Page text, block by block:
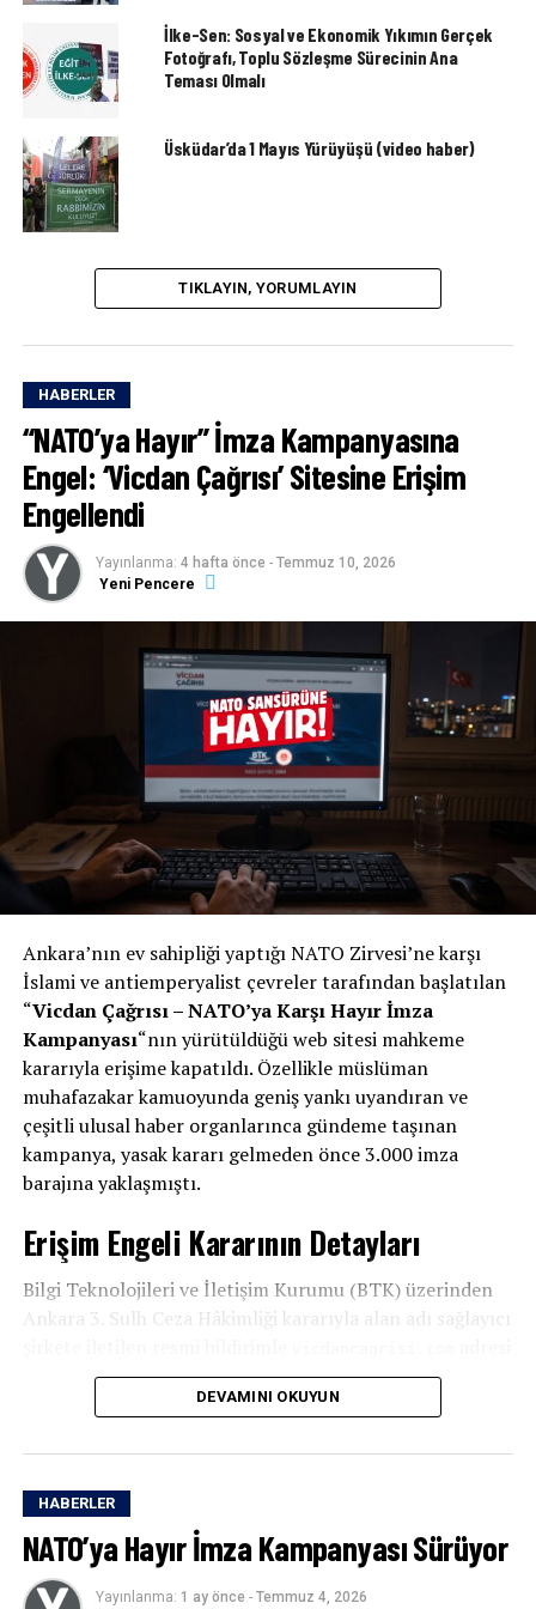
İlke-Sen: Sosyal ve Ekonomik Yıkımın Gerçek
Fotoğrafı, Toplu Sözleşme Sürecinin Ana
Teması Olmalı
Üsküdar’da 1 Mayıs Yürüyüşü (video haber)
TIKLAYIN, YORUMLAYIN
HABERLER
“NATO’ya Hayır” İmza Kampanyasına
Engel: ‘Vicdan Çağrısı’ Sitesine Erişim
Engellendi
Yayınlanma: 4 hafta önce - Temmuz 10, 2026
Yeni Pencere
Ankara’nın ev sahipliği yaptığı NATO Zirvesi’ne karşı
İslami ve antiemperyalist çevreler tarafından başlatılan
“Vicdan Çağrısı – NATO’ya Karşı Hayır İmza
Kampanyası“nın yürütüldüğü web sitesi mahkeme
kararıyla erişime kapatıldı. Özellikle müslüman
muhafazakar kamuoyunda geniş yankı uyandıran ve
çeşitli ulusal haber organlarınca gündeme taşınan
kampanya, yasak kararı gelmeden önce 3.000 imza
barajına yaklaşmıştı.
Erişim Engeli Kararının Detayları
Bilgi Teknolojileri ve İletişim Kurumu (BTK) üzerinden
Ankara 3. Sulh Ceza Hâkimliği kararıyla alan adı sağlayıcı
6 Temmuz’dan itibaren askıya alındı ve site üzerinden
yapılan yayınlar tamamen durduruldu.
Kampanya 3 Bin İmzaya Yaklaşmıştı
“NATO’ya Hayır İnisiyatifi” adlı bağımsız bir platform
tarafından hayata geçirilen imza kampanyası, kısa
sürede hızlı bir büyüme ivmesi yakalamıştı. Ulusal
basında da haberleştirilen inisiyatif, muhafazakar ve
DEVAMINI OKUYUN
HABERLER
NATO’ya Hayır İmza Kampanyası Sürüyor
Yayınlanma: 1 ay önce - Temmuz 4, 2026